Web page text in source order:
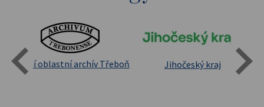
Státní oblastní archív Třeboň Jihočeský kraj